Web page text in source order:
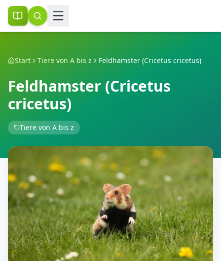
Start Tiere von A bis z Feldhamster (Cricetus cricetus)
Feldhamster (Cricetus
cricetus)
Tiere von A bis z